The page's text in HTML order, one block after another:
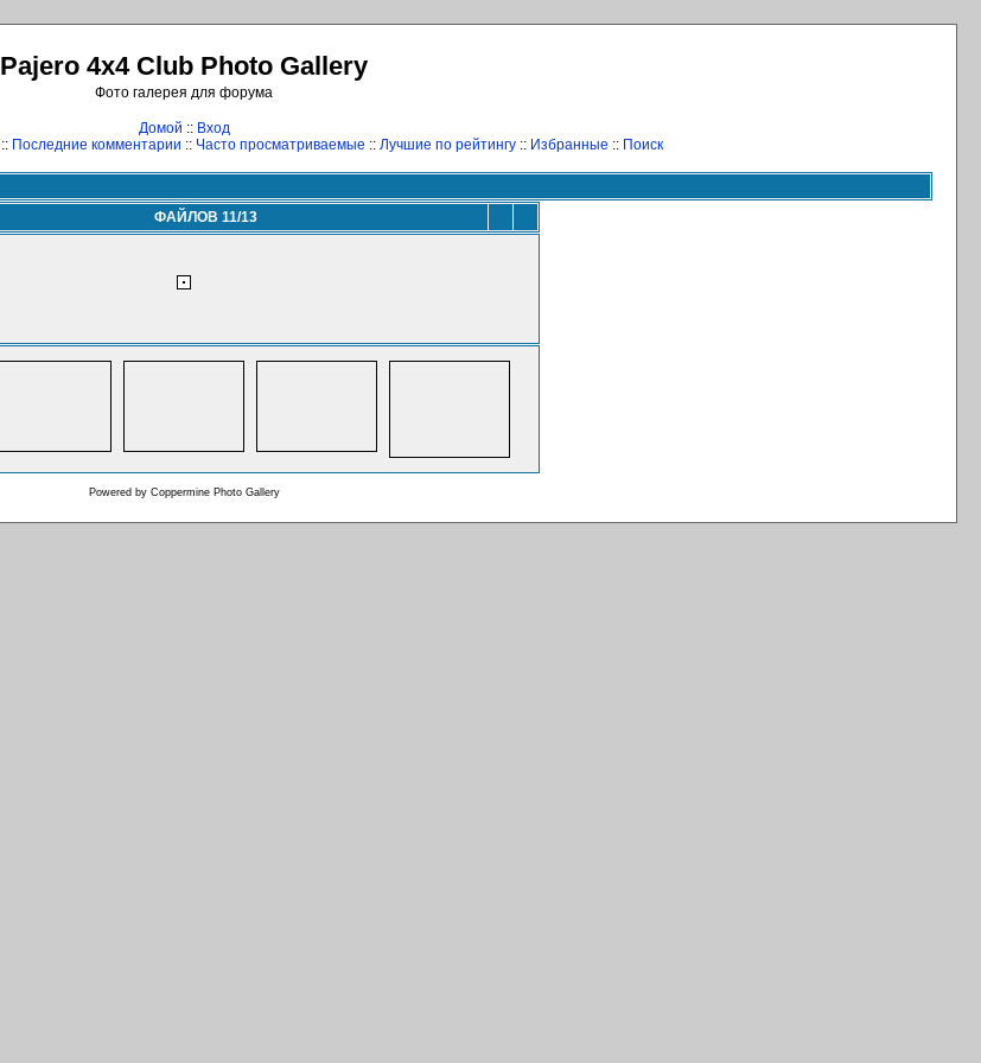
Pajero 4x4 Club Photo Gallery
Фото галерея для форума
Домой :: Вход
:: Последние комментарии :: Часто просматриваемые :: Лучшие по рейтингу :: Избранные :: Поиск
ФАЙЛОВ 11/13
Powered by Coppermine Photo Gallery